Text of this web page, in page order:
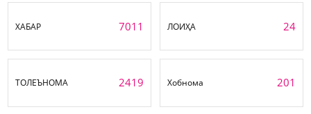
ХАБАР 7011 ЛОИҲА 24
ТОЛЕЪНОМА 2419 Хобнома 201